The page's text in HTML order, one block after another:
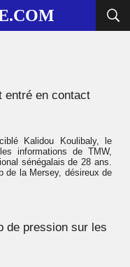
entré en contact
Kalidou Koulibaly, le
informations de TMW,
sénégalais de 28 ans.
de la Mersey, désireux de
de pression sur les